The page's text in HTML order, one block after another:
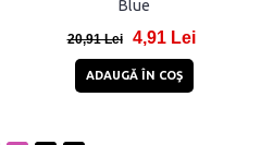
MagSafe, compatibila cu
142,99 Lei 89,99 Lei
ADAUGĂ ÎN COŞ